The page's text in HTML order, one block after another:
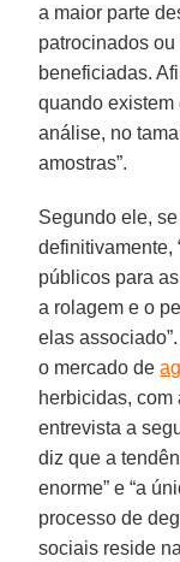
a maior parte
patrocinados
beneficiadas.
quando
análise, no
amostras”.
Segundo ele,
definitivamente,
públicos para as
a rolagem e o
elas
o mercado de
herbicidas, com
entrevista a
diz que a
enorme” e “a
processo de
sociais reside na